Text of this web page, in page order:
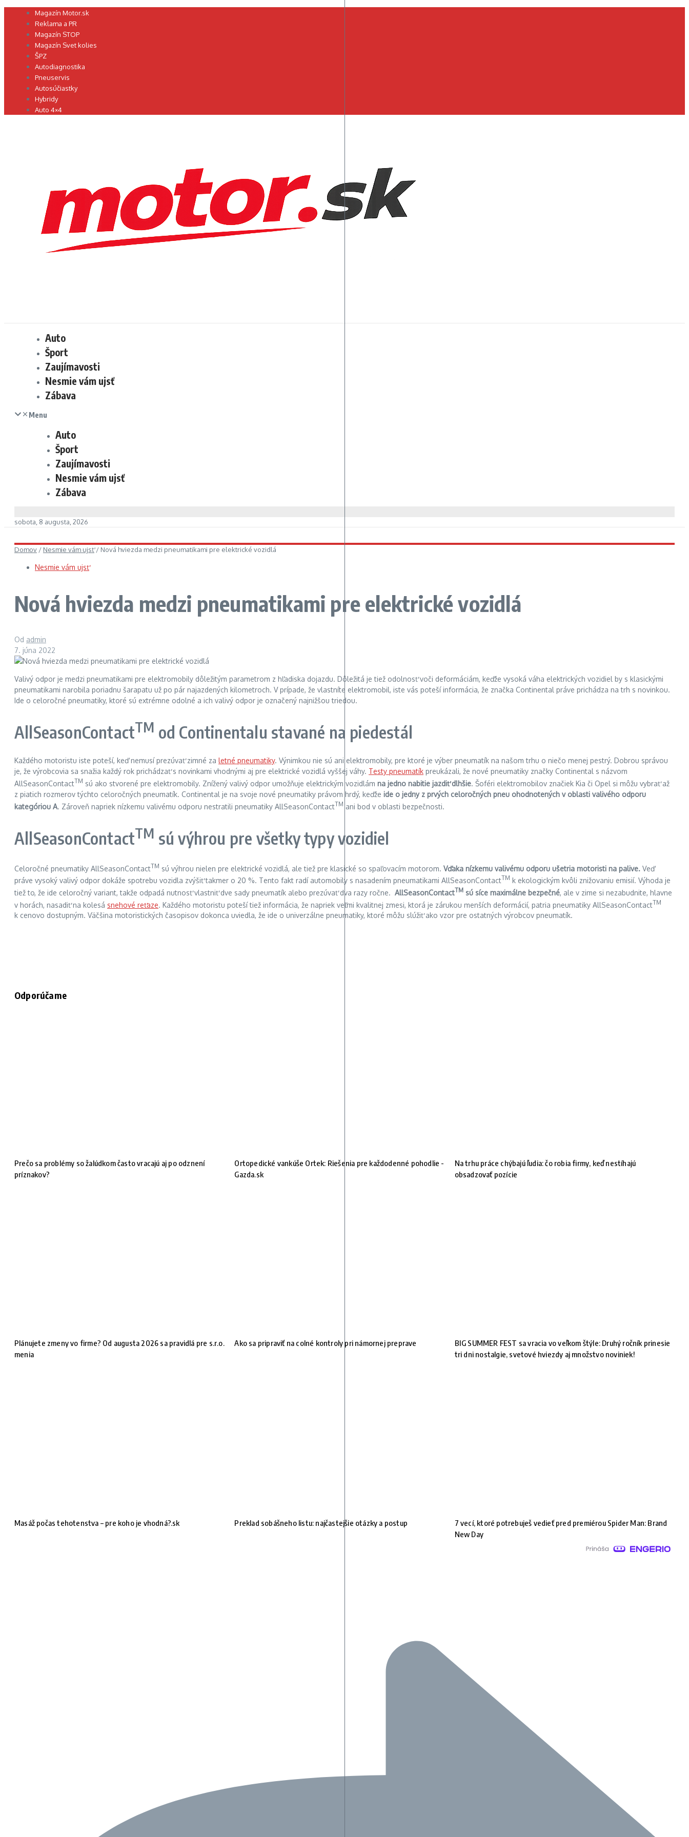
Preskočiť Magazín Motor.sk
Reklama a PR
Magazín STOP
Magazín Svet kolies
ŠPZ
Autodiagnostika
Pneuservis
Autosúčiastky
Hybridy
Auto 4×4
Auto
Šport
Zaujímavosti
Nesmie vám ujsť
Zábava
Menu
Auto
Šport
Zaujímavosti
Nesmie vám ujsť
Zábava
sobota, 8 augusta, 2026
Domov / Nesmie vám ujsť/ Nová hviezda medzi pneumatikami pre elektrické vozidlá
Nesmie vám ujsť
Nová hviezda medzi pneumatikami pre elektrické vozidlá
Od admin
7. júna 2022
Valivý odpor je medzi pneumatikami pre elektromobily dôležitým parametrom z hľadiska dojazdu. Dôležitá je tiež odolnosť voči deformáciám, keďže vysoká váha elektrických vozidiel by s klasickými
pneumatikami narobila poriadnu šarapatu už po pár najazdených kilometroch. V prípade, že vlastníte elektromobil, iste vás poteší informácia, že značka Continental práve prichádza na trh s novinkou.
Ide o celoročné pneumatiky, ktoré sú extrémne odolné a ich valivý odpor je označený najnižšou triedou.
AllSeasonContactTM od Continentalu stavané na piedestál
Každého motoristu iste poteší, keď nemusí prezúvať zimné za letné pneumatiky. Výnimkou nie sú ani elektromobily, pre ktoré je výber pneumatík na našom trhu o niečo menej pestrý. Dobrou správou
je, že výrobcovia sa snažia každý rok prichádzať s novinkami vhodnými aj pre elektrické vozidlá vyššej váhy. Testy pneumatík preukázali, že nové pneumatiky značky Continental s názvom
AllSeasonContactTM sú ako stvorené pre elektromobily. Znížený valivý odpor umožňuje elektrickým vozidlám na jedno nabitie jazdiť dlhšie. Šoféri elektromobilov značiek Kia či Opel si môžu vybrať až
z piatich rozmerov týchto celoročných pneumatík. Continental je na svoje nové pneumatiky právom hrdý, keďže ide o jedny z prvých celoročných pneu ohodnotených v oblasti valivého odporu
kategóriou A. Zároveň napriek nízkemu valivému odporu nestratili pneumatiky AllSeasonContactTM ani bod v oblasti bezpečnosti.
AllSeasonContactTM sú výhrou pre všetky typy vozidiel
Celoročné pneumatiky AllSeasonContactTM sú výhrou nielen pre elektrické vozidlá, ale tiež pre klasické so spaľovacím motorom. Vďaka nízkemu valivému odporu ušetria motoristi na palive. Veď
práve vysoký valivý odpor dokáže spotrebu vozidla zvýšiť takmer o 20 %. Tento fakt radí automobily s nasadením pneumatikami AllSeasonContactTM k ekologickým kvôli znižovaniu emisií. Výhoda je
tiež to, že ide celoročný variant, takže odpadá nutnosť vlastniť dve sady pneumatík alebo prezúvať dva razy ročne. AllSeasonContactTM sú síce maximálne bezpečné, ale v zime si nezabudnite, hlavne
v horách, nasadiť na kolesá snehové reťaze . Každého motoristu poteší tiež informácia, že napriek veľmi kvalitnej zmesi, ktorá je zárukou menších deformácií, patria pneumatiky AllSeasonContactTM
k cenovo dostupným. Väčšina motoristických časopisov dokonca uviedla, že ide o univerzálne pneumatiky, ktoré môžu slúžiť ako vzor pre ostatných výrobcov pneumatík.
Odporúčame
Prečo sa problémy so žalúdkom často vracajú aj po odznení
príznakov?
Ortopedické vankúše Ortek: Riešenia pre každodenné pohodlie -
Gazda.sk
Na trhu práce chýbajú ľudia: čo robia firmy, keď nestíhajú
obsadzovať pozície
Plánujete zmeny vo firme? Od augusta 2026 sa pravidlá pre s.r.o.
menia
Ako sa pripraviť na colné kontroly pri námornej preprave
BIG SUMMER FEST sa vracia vo veľkom štýle: Druhý ročník prinesie
tri dni nostalgie, svetové hviezdy aj množstvo noviniek!
Masáž počas tehotenstva – pre koho je vhodná?.sk Preklad sobášneho listu: najčastejšie otázky a postup
7 vecí, ktoré potrebuješ vedieť pred premiérou Spider Man: Brand
New Day